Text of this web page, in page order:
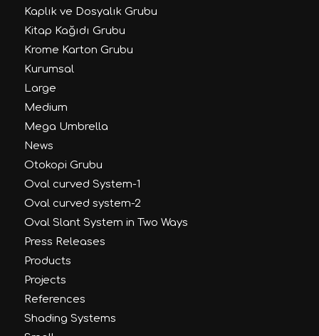
Kaplık ve Dosyalık Grubu
Kitap Kağıdı Grubu
Krome Karton Grubu
Kurumsal
Large
Medium
Mega Umbrella
News
Otokopi Grubu
Oval curved System-1
Oval curved system-2
Oval Slant System in Two Ways
Press Releases
Products
Projects
References
Shading Systems